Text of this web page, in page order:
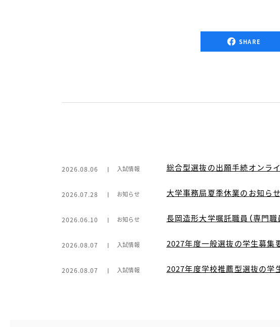
SHARE
2026.08.06 入試情報 総合型選抜の出願手続オンラ
2026.07.28 お知らせ 大学事務局夏季休業のお知らせ
2026.06.10 お知らせ 長岡造形大学嘱託職員（専門職
2026.08.07 入試情報 2027年度一般選抜の学生募集
2026.08.07 入試情報 2027年度学校推薦型選抜の学